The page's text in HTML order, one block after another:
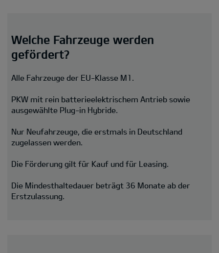
Welche Fahrzeuge werden
gefördert?
Alle Fahrzeuge der EU-Klasse M1.
PKW mit rein batterieelektrischem Antrieb sowie
ausgewählte Plug-in Hybride.
Nur Neufahrzeuge, die erstmals in Deutschland
zugelassen werden.
Die Förderung gilt für Kauf und für Leasing.
Die Mindesthaltedauer beträgt 36 Monate ab der
Erstzulassung.